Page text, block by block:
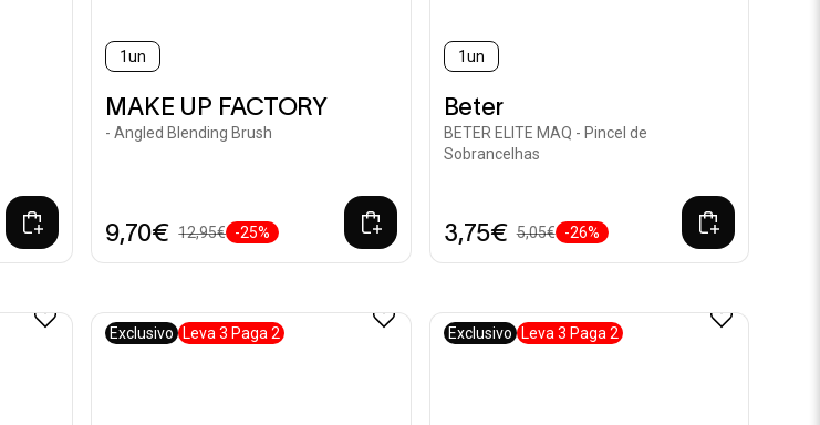
1un
MAKE UP FACTORY
- Angled Blending Brush
9,70€ 12,95€ -25%
1un
Beter
BETER ELITE MAQ - Pincel de
Sobrancelhas
3,75€ 5,05€ -26%
Exclusivo Leva 3 Paga 2 Exclusivo Leva 3 Paga 2